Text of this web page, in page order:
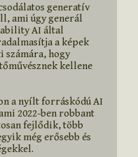
generatív
ami úgy generál
AI által
a képek
számára, hogy
kellene
a nyílt forráskódú AI
2022-ben robbant
fejlődik, több
még erősebb és